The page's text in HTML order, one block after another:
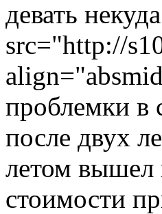
девать
src="http://
проблемки в
после двух
летом вышел
стоимости